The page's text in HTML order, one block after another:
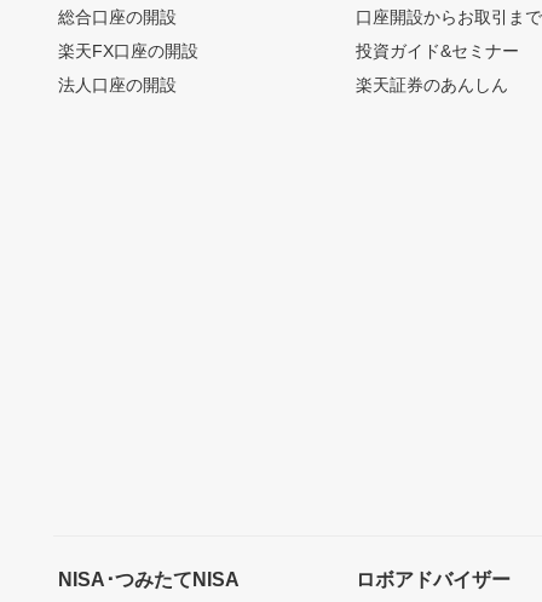
総合口座の開設
楽天FX口座の開設
法人口座の開設
口座開設からお取引ま
投資ガイド&セミナー
楽天証券のあんしん
NISA･つみたてNISA ロボアドバイザー